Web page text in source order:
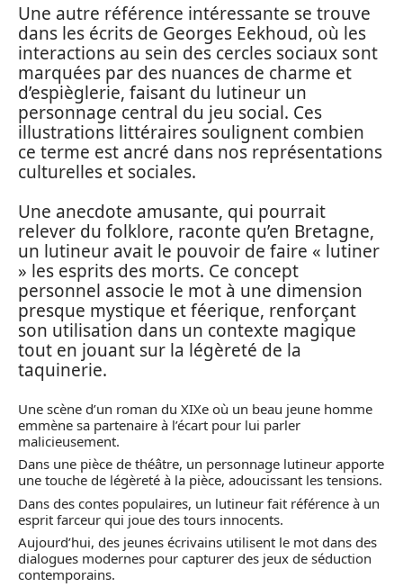
Une autre référence intéressante se trouve
dans les écrits de Georges Eekhoud, où les
interactions au sein des cercles sociaux sont
marquées par des nuances de charme et
d’espièglerie, faisant du lutineur un
personnage central du jeu social. Ces
illustrations littéraires soulignent combien
ce terme est ancré dans nos représentations
culturelles et sociales.
Une anecdote amusante, qui pourrait
relever du folklore, raconte qu’en Bretagne,
un lutineur avait le pouvoir de faire « lutiner
» les esprits des morts. Ce concept
personnel associe le mot à une dimension
presque mystique et féerique, renforçant
son utilisation dans un contexte magique
tout en jouant sur la légèreté de la
taquinerie.
Une scène d’un roman du XIXe où un beau jeune homme
emmène sa partenaire à l’écart pour lui parler
malicieusement.
Dans une pièce de théâtre, un personnage lutineur apporte
une touche de légèreté à la pièce, adoucissant les tensions.
Dans des contes populaires, un lutineur fait référence à un
esprit farceur qui joue des tours innocents.
Aujourd’hui, des jeunes écrivains utilisent le mot dans des
dialogues modernes pour capturer des jeux de séduction
contemporains.